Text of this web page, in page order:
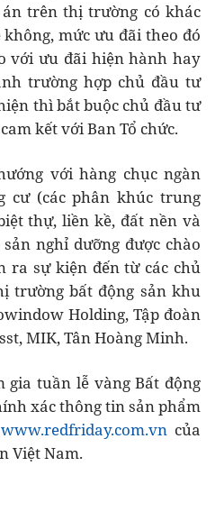
trên thị trường có khác
mức ưu đãi theo đó
với ưu đãi hiện hành hay
trường hợp chủ đầu tư
thì bắt buộc chủ đầu tư
kết với Ban Tổ chức.
với hàng chục ngàn
cư (các phân khúc trung
thự, liền kề, đất nền và
nghỉ dưỡng được chào
ra sự kiện đến từ các chủ
trường bất động sản khu
Holding, Tập đoàn
MIK, Tân Hoàng Minh.
tuần lễ vàng Bất động
xác thông tin sản phẩm
www.redfriday.com.vn của
Việt Nam.